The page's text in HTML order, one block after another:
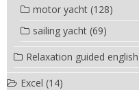
motor yacht (128)
sailing yacht (69)
Relaxation guided english
Excel (14)